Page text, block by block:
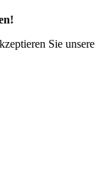
Sie unsere